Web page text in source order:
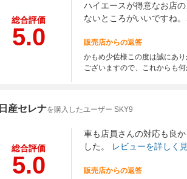
総合評価
5.0
ハイエースが得意なお店
ないところがいいですね
販売店からの返答
かもめ少佐様この度は誠にあ
ございますので、これからも
日産セレナを購入したユーザー SKY9
総合評価
5.0
車も店員さんの対応も良
した。
レビューを詳しく
販売店からの返答